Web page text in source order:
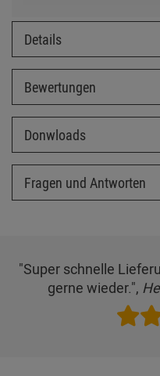
Details
Bewertungen
Donwloads
Fragen und Antworten
"Super schnelle
gerne wieder.",